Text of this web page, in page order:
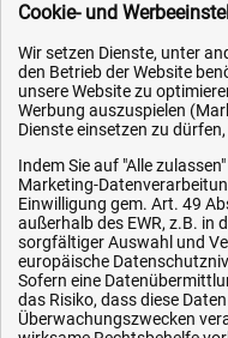
Service
AGB / Widerrufsrecht
Datenschutz
Impressum
Karriere
OEM-Ersatzteile
Technik-Hilfe
Downloads
Cookie- und
Wir setzen Dienste, unter
den Betrieb der Website
unsere Website zu
Werbung auszuspielen
Dienste einsetzen zu
Indem Sie auf "Alle
Marketing-
Einwilligung gem. Art. 49
außerhalb des EWR, z.B. in
sorgfältiger Auswahl und
europäische
Sofern eine
das Risiko, dass diese
Überwachungszwecken